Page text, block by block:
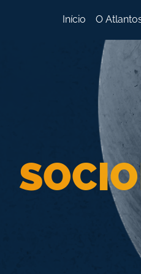
Início
O